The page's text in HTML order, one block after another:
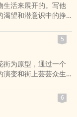
生活来展开的。写他
渴望和潜意识中的挣
网里面的大人物、
相欺或相助……这些再
幻色彩的机缘。也许
不在。故事中间穿
生人、诡异的剪纸老
特别是那一出出入神
幻、心性与兽性、
得生动有形。这部小
朗人息中潜伏着黑夜
人内心深处渴望的
5
街为原型，通过一个
演变和街上芸芸众生
现了中国社会的历
化。小说采取疯子引
家大户：白家和夏
族的变迁演便成了
6